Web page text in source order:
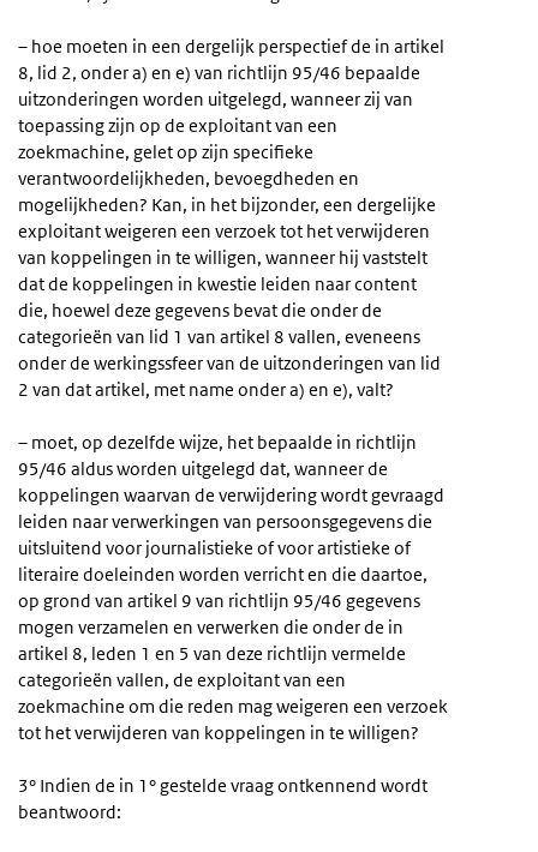
– hoe moeten in een dergelijk perspectief de in artikel
8, lid 2, onder a) en e) van richtlijn 95/46 bepaalde
uitzonderingen worden uitgelegd, wanneer zij van
toepassing zijn op de exploitant van een
zoekmachine, gelet op zijn specifieke
verantwoordelijkheden, bevoegdheden en
mogelijkheden? Kan, in het bijzonder, een dergelijke
exploitant weigeren een verzoek tot het verwijderen
van koppelingen in te willigen, wanneer hij vaststelt
dat de koppelingen in kwestie leiden naar content
die, hoewel deze gegevens bevat die onder de
categorieën van lid 1 van artikel 8 vallen, eveneens
onder de werkingssfeer van de uitzonderingen van lid
2 van dat artikel, met name onder a) en e), valt?
– moet, op dezelfde wijze, het bepaalde in richtlijn
95/46 aldus worden uitgelegd dat, wanneer de
koppelingen waarvan de verwijdering wordt gevraagd
leiden naar verwerkingen van persoonsgegevens die
uitsluitend voor journalistieke of voor artistieke of
literaire doeleinden worden verricht en die daartoe,
op grond van artikel 9 van richtlijn 95/46 gegevens
mogen verzamelen en verwerken die onder de in
artikel 8, leden 1 en 5 van deze richtlijn vermelde
categorieën vallen, de exploitant van een
zoekmachine om die reden mag weigeren een verzoek
tot het verwijderen van koppelingen in te willigen?
3° Indien de in 1° gestelde vraag ontkennend wordt
beantwoord: